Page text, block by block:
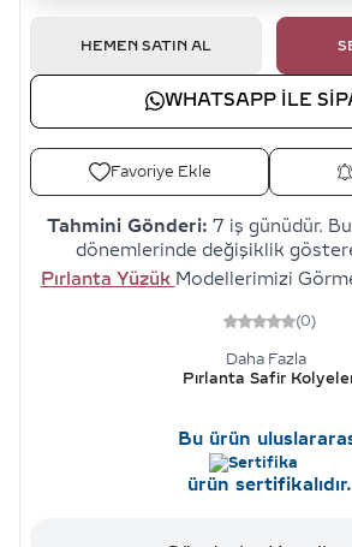
HEMEN SATIN AL
WHATSAPP ILE
Favoriye Ekle
Tahmini Gönderi: 7 iş günüdür.
dönemlerinde değişiklik
Pırlanta Yüzük Modellerimizi
(0)
Daha Fazla
Pırlanta Safir
Bu ürün
ürün sertifikalıdır.